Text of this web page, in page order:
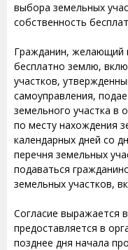
выбора земельных
собственность
Гражданин, желающий
бесплатно землю,
участков,
самоуправления,
земельного участка в
по месту нахождения
календарных дней со
перечня земельных
подаваться
земельных участков,
Согласие выражается
предоставляется в
позднее дня начала